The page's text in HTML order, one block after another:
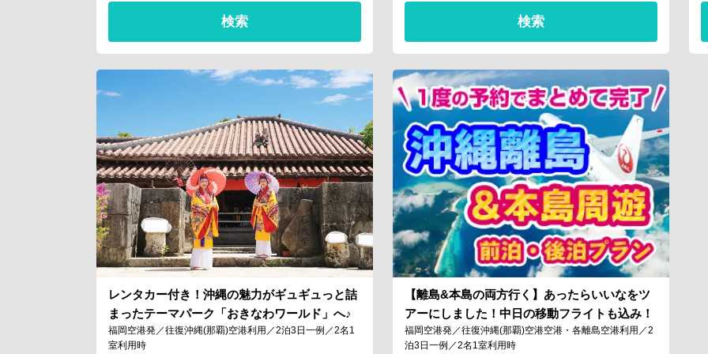
検索 検索
レンタカー付き！沖縄の魅力がギュギュっと詰
まったテーマパーク「おきなわワールド」へ♪
福岡空港発／往復沖縄(那覇)空港利用／2泊3日一例／2名1
室利用時
【離島&本島の両方行く】あったらいいなをツ
アーにしました！中日の移動フライトも込み！
福岡空港発／往復沖縄(那覇)空港空港・各離島空港利用／2
泊3日一例／2名1室利用時